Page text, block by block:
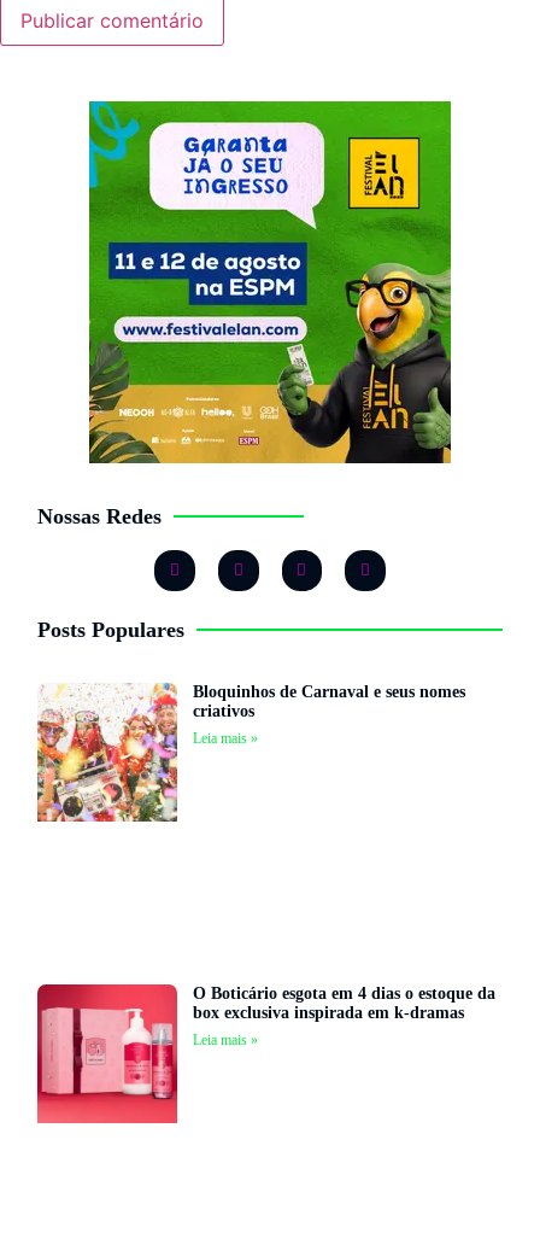
Nossas Redes
Posts Populares
Bloquinhos de Carnaval e seus nomes
criativos
Leia mais »
O Boticário esgota em 4 dias o estoque da
box exclusiva inspirada em k-dramas
Leia mais »